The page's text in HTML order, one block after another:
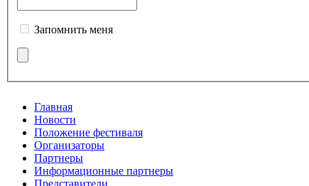
Запомнить меня
Главная
Новости
Положение фестиваля
Организаторы
Партнеры
Информационные партнеры
Представители